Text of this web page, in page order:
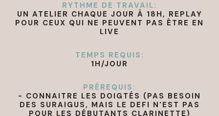
RYTHME DE TRAVAIL:
UN ATELIER CHAQUE JOUR À 18H, REPLAY
POUR CEUX QUI NE PEUVENT PAS ÊTRE EN
LIVE
TEMPS REQUIS:
1H/JOUR
PRÉREQUIS:
- CONNAITRE LES DOIGTÉS (PAS BESOIN
DES SURAIGUS, MAIS LE DEFI N'EST PAS
POUR LES DÉBUTANTS CLARINETTE)